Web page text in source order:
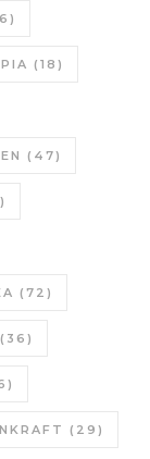
(18)
(47)
(72)
(36)
(29)